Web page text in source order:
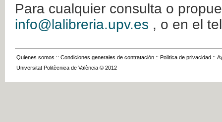
Para cualquier consulta o
info@lalibreria.upv.es , o en el
Quienes somos :: Condiciones generales de contratación :: Política de privacidad ::
Universitat Politècnica de València © 2012